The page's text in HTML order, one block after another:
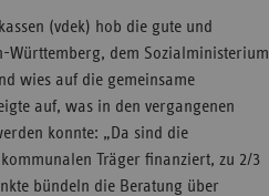
(vdek) hob die gute und
Württemberg, dem Sozialministerium
wies auf die gemeinsame
auf, was in den vergangenen
konnte: „Da sind die
Träger finanziert, zu 2/3
bündeln die Beratung über